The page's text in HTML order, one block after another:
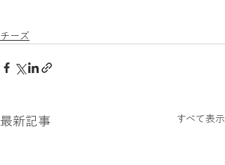
チーズ
最新記事 すべて表示